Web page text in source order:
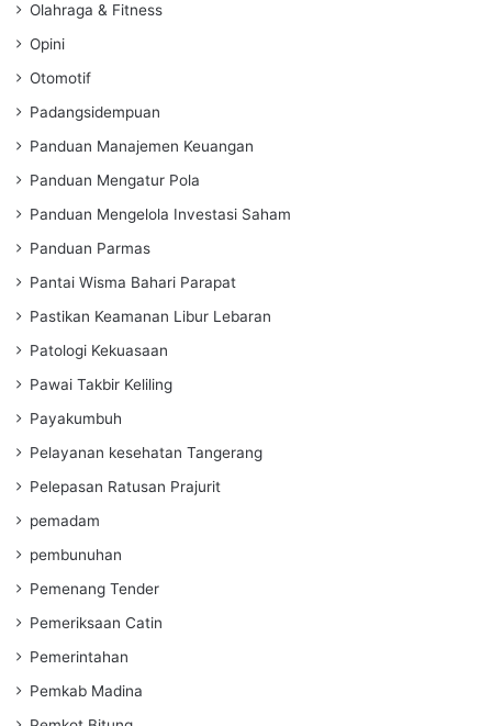
Olahraga & Fitness
Opini
Otomotif
Padangsidempuan
Panduan Manajemen Keuangan
Panduan Mengatur Pola
Panduan Mengelola Investasi Saham
Panduan Parmas
Pantai Wisma Bahari Parapat
Pastikan Keamanan Libur Lebaran
Patologi Kekuasaan
Pawai Takbir Keliling
Payakumbuh
Pelayanan kesehatan Tangerang
Pelepasan Ratusan Prajurit
pemadam
pembunuhan
Pemenang Tender
Pemeriksaan Catin
Pemerintahan
Pemkab Madina